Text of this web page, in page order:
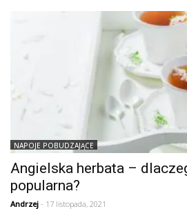
NAPOJE POBUDZAJĄCE
Angielska herbata –
popularna?
Andrzej - 17 listopada, 2021